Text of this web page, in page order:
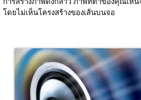
โดยไม่เห็นโครงสร้างของเส้นบนจอ